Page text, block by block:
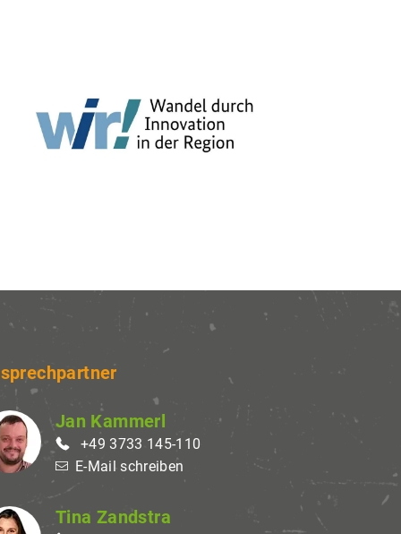
Jan Kammerl
+49 3733 145-110
E-Mail schreiben
Tina Zandstra